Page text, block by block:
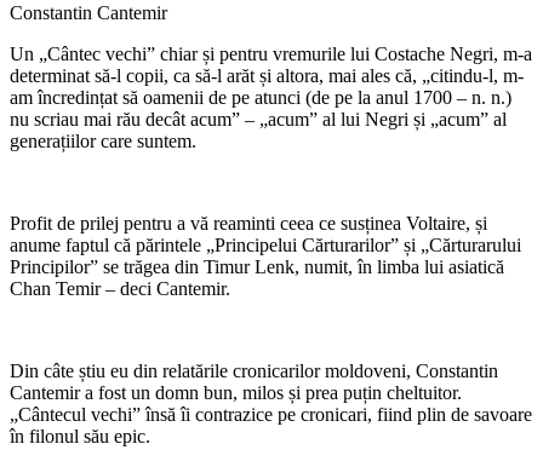
Constantin Cantemir
Un „Cântec vechi” chiar și pentru vremurile lui Costache Negri, m-a
determinat să-l copii, ca să-l arăt și altora, mai ales că, „citindu-l, m-
am încredințat să oamenii de pe atunci (de pe la anul 1700 – n. n.)
nu scriau mai rău decât acum” – „acum” al lui Negri și „acum” al
generațiilor care suntem.
Profit de prilej pentru a vă reaminti ceea ce susținea Voltaire, și
anume faptul că părintele „Principelui Cărturarilor” și „Cărturarului
Principilor” se trăgea din Timur Lenk, numit, în limba lui asiatică
Chan Temir – deci Cantemir.
Din câte știu eu din relatările cronicarilor moldoveni, Constantin
Cantemir a fost un domn bun, milos și prea puțin cheltuitor.
„Cântecul vechi” însă îi contrazice pe cronicari, fiind plin de savoare
în filonul său epic.